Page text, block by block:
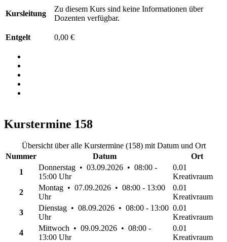
Kursleitung
Zu diesem Kurs sind keine Informationen über
Dozenten verfügbar.
Entgelt 0,00 €
Kurstermine 158
Übersicht über alle Kurstermine (158) mit Datum und Ort
Nummer
Datum
Ort
1
Donnerstag • 03.09.2026 • 08:00 -
15:00 Uhr
0.01
Kreativraum
2
Montag • 07.09.2026 • 08:00 - 13:00
Uhr
0.01
Kreativraum
3
Dienstag • 08.09.2026 • 08:00 - 13:00
Uhr
0.01
Kreativraum
4
Mittwoch • 09.09.2026 • 08:00 -
13:00 Uhr
0.01
Kreativraum